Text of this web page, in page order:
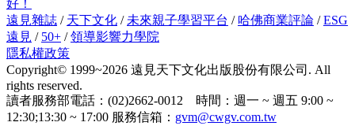
好！
遠見雜誌 / 天下文化 / 未來親子學習平台 / 哈佛商業評論 /ESG
遠見 / 50+ /領導影響力學院
隱私權政策
Copyright© 1999~2026 遠見天下文化出版股份有限公司. All
rights reserved.
讀者服務部電話：(02)2662-0012 時間：週一 ~ 週五 9:00 ~
12:30;13:30 ~ 17:00 服務信箱： gvm@cwgv.com.tw